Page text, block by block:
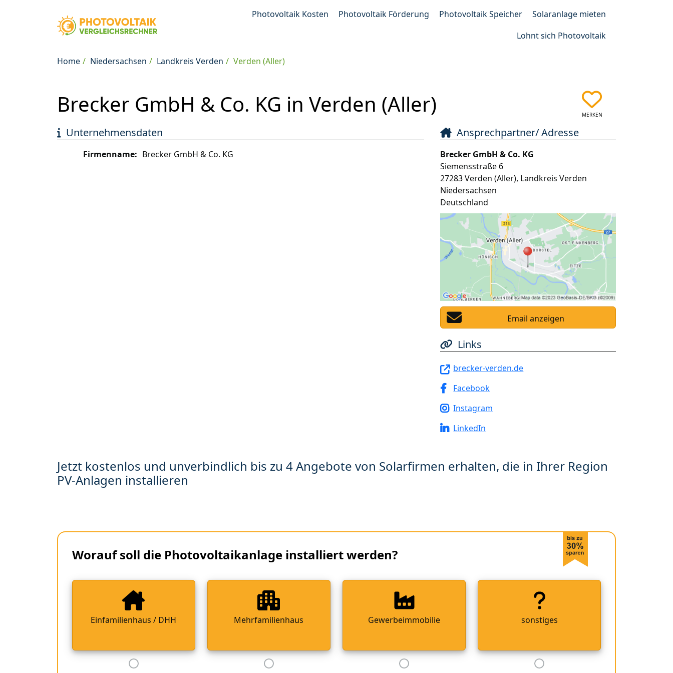
Photovoltaik Kosten Photovoltaik Förderung Photovoltaik Speicher
Solaranlage mieten
Lohnt sich Photovoltaik
Home Niedersachsen Landkreis Verden Verden (Aller)
Brecker GmbH & Co. KG in Verden (Aller) MERKEN
Unternehmensdaten
Firmenname: Brecker GmbH & Co. KG
Ansprechpartner/ Adresse
Brecker GmbH & Co. KG
Siemensstraße 6
27283Verden (Aller), Landkreis Verden
Niedersachsen
Deutschland
Email anzeigen
Links
brecker-verden.de
Facebook
Instagram
LinkedIn
Jetzt kostenlos und unverbindlich bis zu 4 Angebote von Solarfirmen erhalten, die in Ihrer Region
PV-Anlagen installieren
Worauf soll die Photovoltaikanlage installiert werden?
Einfamilienhaus / DHH Mehrfamilienhaus Gewerbeimmobilie sonstiges